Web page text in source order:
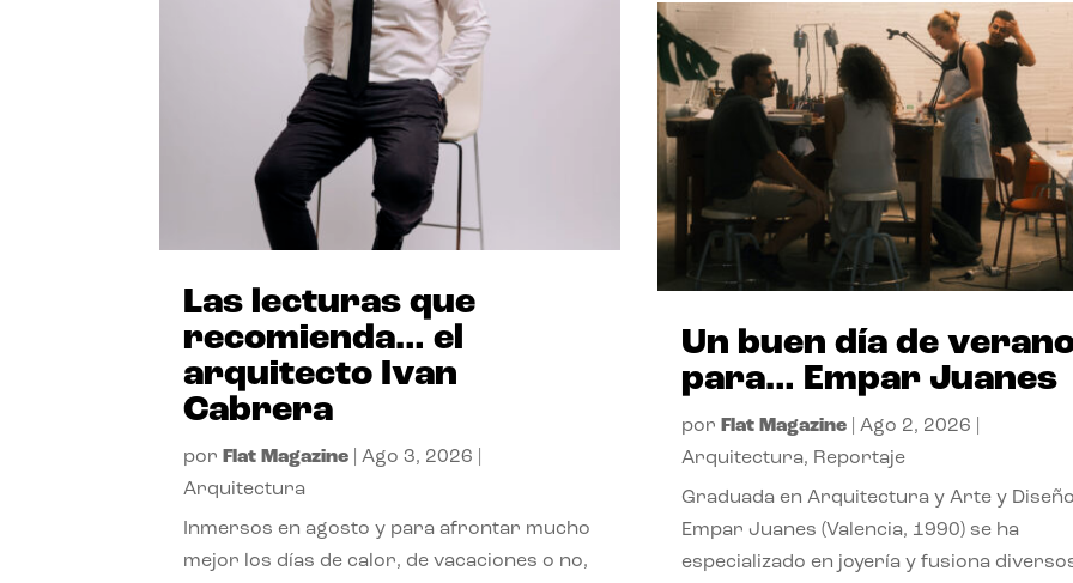
Las lecturas que
recomienda… el
arquitecto Ivan
Cabrera
por Flat Magazine |Ago 3, 2026
Arquitectura
Inmersos en agosto y para afrontar mucho
mejor los días de calor, de vacaciones o no,
Un buen día de
para… Empar Juanes
por Flat Magazine| Ago 2, 2026
Arquitectura, Reportaje
Graduada en Arquitectura y Arte y
Empar Juanes (Valencia, 1990) se ha
especializado en joyería y fusiona